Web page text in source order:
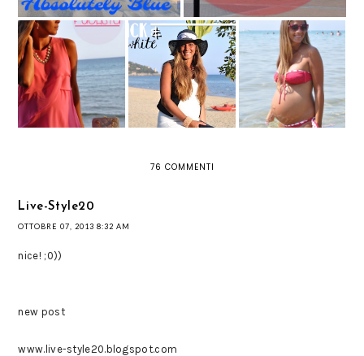
GAETA - FUCHSIA
GAETA - BLACK
AND WHITE
GAETA - POLKA
DOTS ON THE
BEACH
76 COMMENTI
Live-Style20
OTTOBRE 07, 2013 8:32 AM
nice! ;0))
new post
www.live-style20.blogspot.com